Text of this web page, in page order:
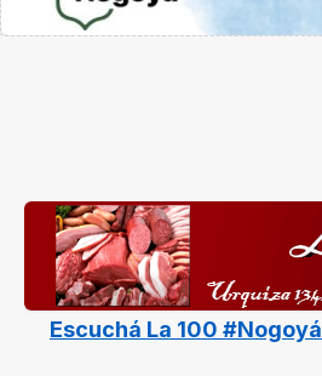
Escuchá La 100 #Nogoyá